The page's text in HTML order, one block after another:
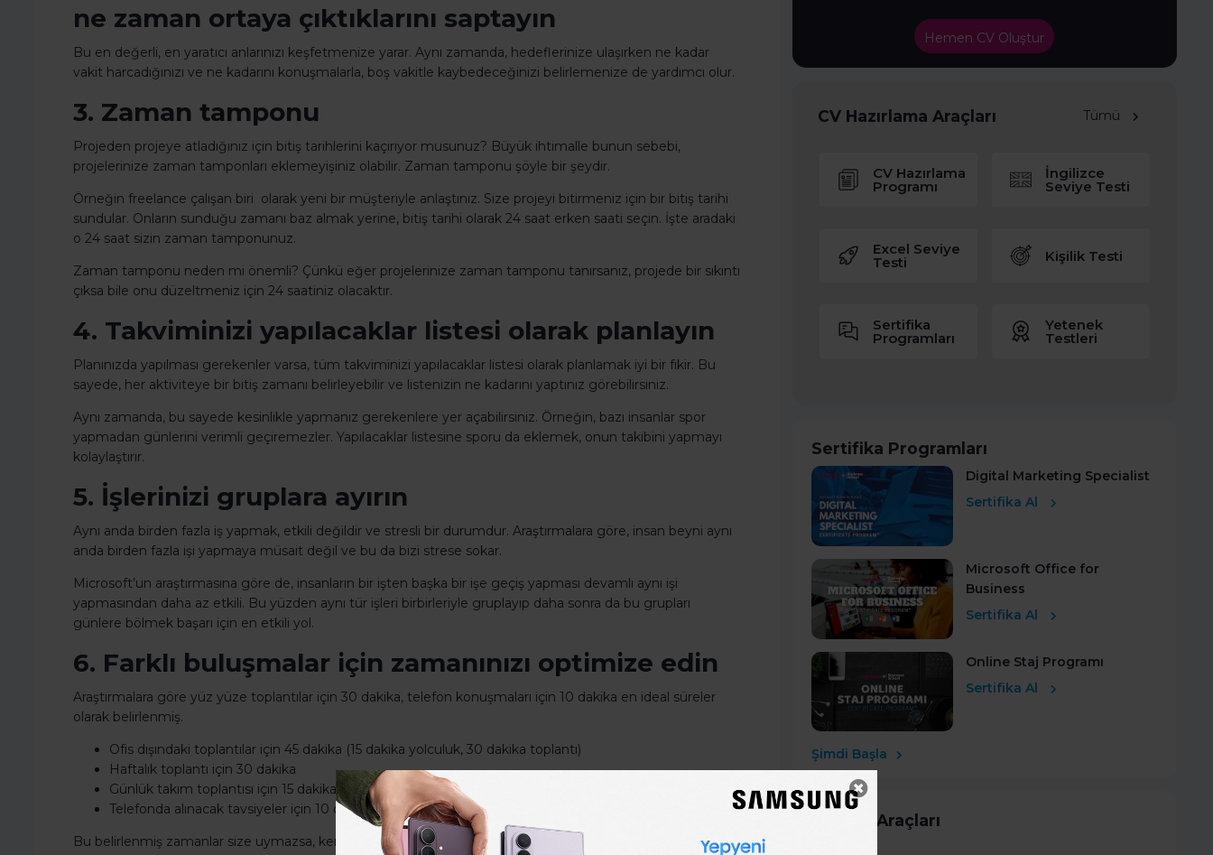
ne zaman ortaya çıktıklarını saptayın
Bu en değerli, en yaratıcı anlarınızı keşfetmenize yarar. Aynı zamanda, hedeflerinize ulaşırken ne kadar
vakit harcadığınızı ve ne kadarını konuşmalarla, boş vakitle kaybedeceğinizi belirlemenize de yardımcı olur.
3. Zaman tamponu
Projeden projeye atladığınız için bitiş tarihlerini kaçırıyor musunuz? Büyük ihtimalle bunun sebebi,
projelerinize zaman tamponları eklemeyişiniz olabilir. Zaman tamponu şöyle bir şeydir.
Örneğin freelance çalışan biri olarak yeni bir müşteriyle anlaştınız. Size projeyi bitirmeniz için bir bitiş tarihi
sundular. Onların sunduğu zamanı baz almak yerine, bitiş tarihi olarak 24 saat erken saati seçin. İşte aradaki
o 24 saat sizin zaman tamponunuz.
Zaman tamponu neden mi önemli? Çünkü eğer projelerinize zaman tamponu tanırsanız, projede bir sıkıntı
çıksa bile onu düzeltmeniz için 24 saatiniz olacaktır.
4. Takviminizi yapılacaklar listesi olarak planlayın
Planınızda yapılması gerekenler varsa, tüm takviminizi yapılacaklar listesi olarak planlamak iyi bir fikir. Bu
sayede, her aktiviteye bir bitiş zamanı belirleyebilir ve listenizin ne kadarını yaptınız görebilirsiniz.
Aynı zamanda, bu sayede kesinlikle yapmanız gerekenlere yer açabilirsiniz. Örneğin, bazı insanlar spor
yapmadan günlerini verimli geçiremezler. Yapılacaklar listesine sporu da eklemek, onun takibini yapmayı
kolaylaştırır.
5. İşlerinizi gruplara ayırın
Aynı anda birden fazla iş yapmak, etkili değildir ve stresli bir durumdur. Araştırmalara göre, insan beyni aynı
anda birden fazla işi yapmaya müsait değil ve bu da bizi strese sokar.
Microsoft’un araştırmasına göre de, insanların bir işten başka bir işe geçiş yapması devamlı aynı işi
yapmasından daha az etkili. Bu yüzden aynı tür işleri birbirleriyle gruplayıp daha sonra da bu grupları
günlere bölmek başarı için en etkili yol.
6. Farklı buluşmalar için zamanınızı optimize edin
Araştırmalara göre yüz yüze toplantılar için 30 dakika, telefon konuşmaları için 10 dakika en ideal süreler
olarak belirlenmiş.
Ofis dışındaki toplantılar için 45 dakika (15 dakika yolculuk, 30 dakika toplantı)
Haftalık toplantı için 30 dakika
Günlük takım toplantısı için 15 dakika
Telefonda alınacak tavsiyeler için 10 dakika
Bu belirlenmiş zamanlar size uymazsa, kendinize göre optimize edebilirsiniz. Ancak süre ne olursa olsun,
Hemen CV Oluştur
CV Hazırlama Araçları Tümü
CV Hazırlama
Programı
İngilizce
Seviye Testi
Excel Seviye
Testi Kişilik Testi
Sertifika
Programları
Yetenek
Testleri
Sertifika Programları
Digital Marketing Specialist
Sertifika Al
Microsoft Office for
Business
Sertifika Al
Online Staj Programı
Sertifika Al
Şimdi Başla
Kariyer Araçları